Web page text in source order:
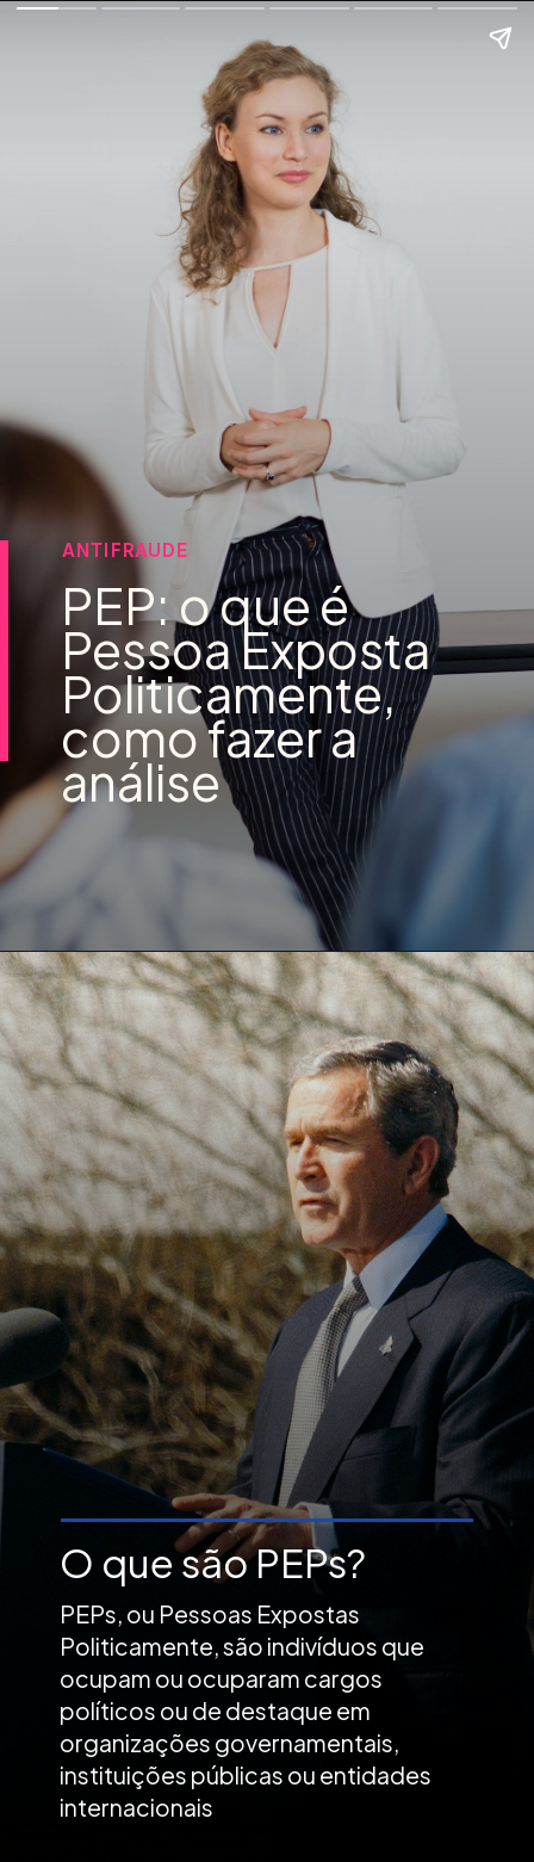
PEP: o que é
Pessoa Exposta
Politicamente,
como fazer a
análise
ANTIFRAUDE
PEPs, ou Pessoas Expostas
Politicamente, são indivíduos que
ocupam ou ocuparam cargos
políticos ou de destaque em
organizações governamentais,
instituições públicas ou entidades
internacionais
O que são PEPs?